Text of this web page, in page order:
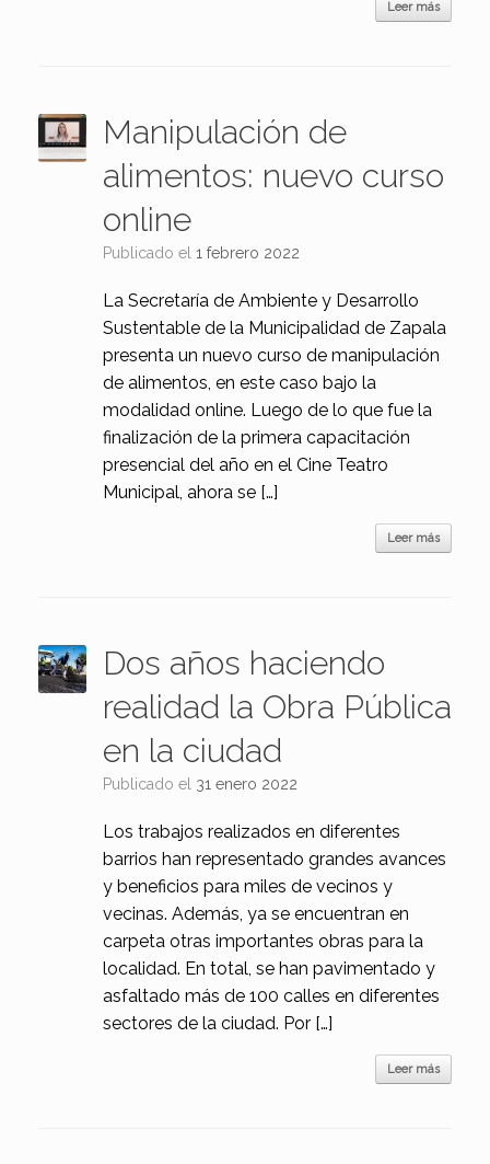
Leer más
Manipulación de
alimentos: nuevo curso
online
Publicado el 1 febrero 2022
La Secretaría de Ambiente y Desarrollo
Sustentable de la Municipalidad de Zapala
presenta un nuevo curso de manipulación
de alimentos, en este caso bajo la
modalidad online. Luego de lo que fue la
finalización de la primera capacitación
presencial del año en el Cine Teatro
Municipal, ahora se […]
Leer más
Dos años haciendo
realidad la Obra Pública
en la ciudad
Publicado el 31 enero 2022
Los trabajos realizados en diferentes
barrios han representado grandes avances
y beneficios para miles de vecinos y
vecinas. Además, ya se encuentran en
carpeta otras importantes obras para la
localidad. En total, se han pavimentado y
asfaltado más de 100 calles en diferentes
sectores de la ciudad. Por […]
Leer más